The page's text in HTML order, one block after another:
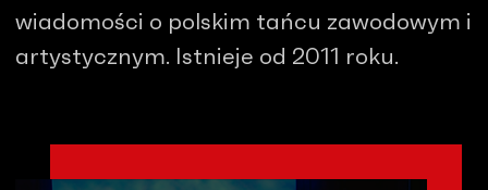
wiadomości o polskim tańcu zawodowym i
artystycznym. Istnieje od 2011 roku.